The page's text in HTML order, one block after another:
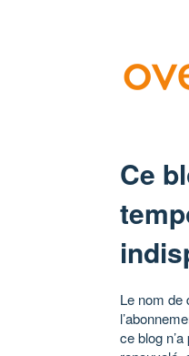
Ce
Le nom de
ce blog